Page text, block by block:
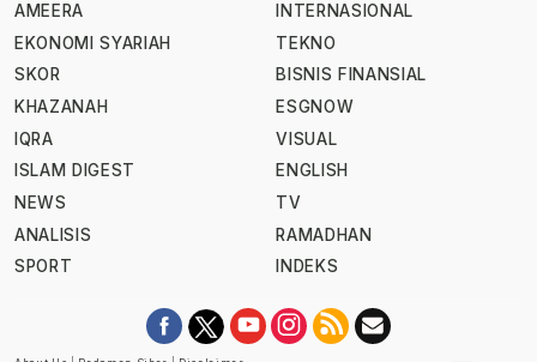
AMEERA
EKONOMI SYARIAH
SKOR
KHAZANAH
IQRA
ISLAM DIGEST
NEWS
ANALISIS
SPORT
INTERNASIONAL
TEKNO
BISNIS FINANSIAL
ESGNOW
VISUAL
ENGLISH
TV
RAMADHAN
INDEKS